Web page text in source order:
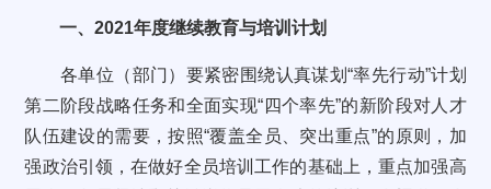
一、2021年度继续教育与培训计划
各单位（部门）要紧密围绕认真谋划“率先行动”计划
第二阶段战略任务和全面实现“四个率先”的新阶段对人才
队伍建设的需要，按照“覆盖全员、突出重点”的原则，加
强政治引领，在做好全员培训工作的基础上，重点加强高